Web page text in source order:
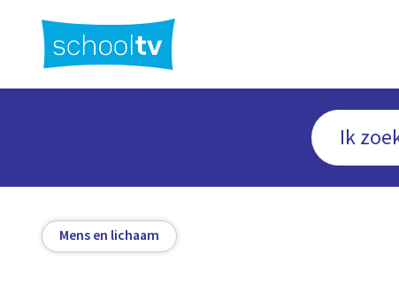
hoofdinhoud
Mens en lichaam